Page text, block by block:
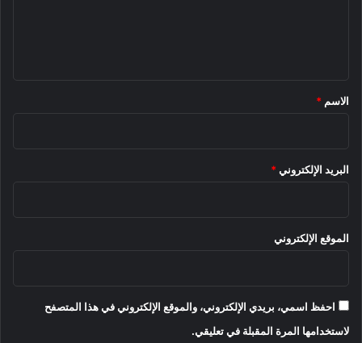
*
الاسم *
البريد الإلكتروني *
الموقع الإلكتروني
احفظ اسمي، بريدي الإلكتروني، والموقع الإلكتروني في هذا المتصفح
لاستخدامها المرة المقبلة في تعليقي.